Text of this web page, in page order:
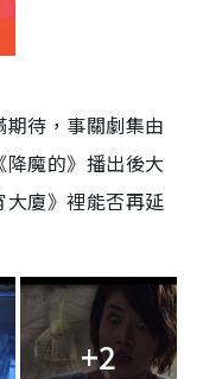
待，事關劇集由
降魔的》播出後大
廈》裡能否再延
+2